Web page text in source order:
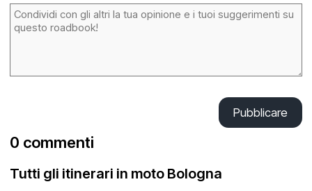
Pubblicare
0 commenti
Tutti gli itinerari in moto Bologna